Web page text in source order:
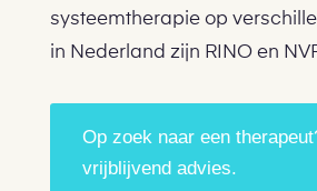
systeemtherapie op
in Nederland zijn RINO en
Op zoek naar een
vrijblijvend advies.